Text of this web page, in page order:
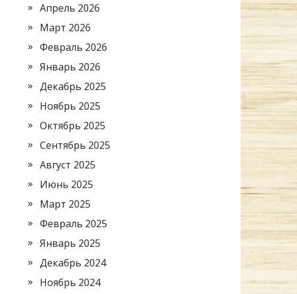
Апрель 2026
Март 2026
Февраль 2026
Январь 2026
Декабрь 2025
Ноябрь 2025
Октябрь 2025
Сентябрь 2025
Август 2025
Июнь 2025
Март 2025
Февраль 2025
Январь 2025
Декабрь 2024
Ноябрь 2024